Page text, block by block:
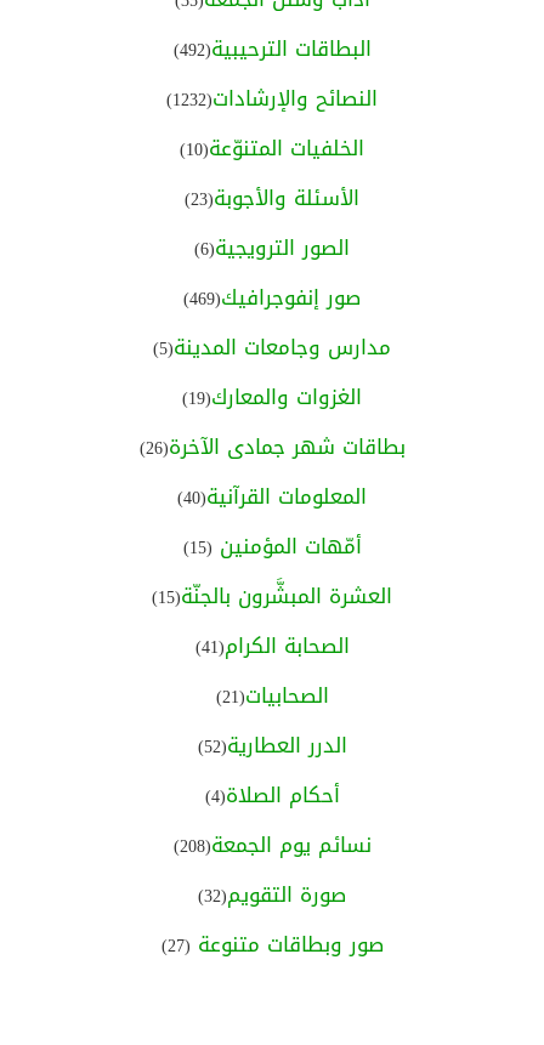
البطاقات الترحيبية(492)
النصائح والإرشادات(1232)
الخلفيات المتنوّعة(10)
الأسئلة والأجوبة(23)
الصور الترويجية(6)
صور إنفوجرافيك(469)
مدارس وجامعات المدينة(5)
الغزوات والمعارك(19)
بطاقات شهر جمادى الآخرة(26)
المعلومات القرآنية(40)
أمّهات المؤمنين (15)
العشرة المبشَّرون بالجنّة(15)
الصحابة الكرام(41)
الصحابيات(21)
الدرر العطارية(52)
أحكام الصلاة(4)
نسائم يوم الجمعة(208)
صورة التقويم(32)
صور وبطاقات متنوعة (27)